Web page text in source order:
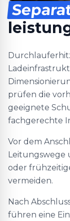
prüfen die
geeignete
fachgerechte
Vor dem
Leitungswege
oder
vermeiden.
Nach
führen eine